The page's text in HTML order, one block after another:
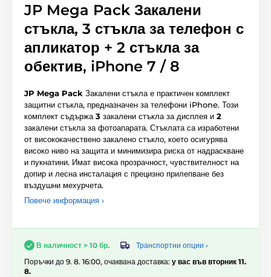
JP Mega Pack Закалени
стъкла, 3 стъкла за телефон с
апликатор + 2 стъкла за
обектив, iPhone 7 / 8
JP Mega Pack Закалени стъкла е практичен комплект
защитни стъкла, предназначен за телефони iPhone. Този
комплект съдържа 3 закалени стъкла за дисплея и 2
закалени стъкла за фотоапарата. Стъклата са изработени
от висококачествено закалено стъкло, което осигурява
високо ниво на защита и минимизира риска от надраскване
и пукнатини. Имат висока прозрачност, чувствителност на
допир и лесна инсталация с прецизно прилепване без
въздушни мехурчета.
Повече информация ›
В наличност > 10 бр.
Транспортни опции ›
Поръчки до 9. 8. 16:00, очаквана доставка: у вас във вторник 11.
8.